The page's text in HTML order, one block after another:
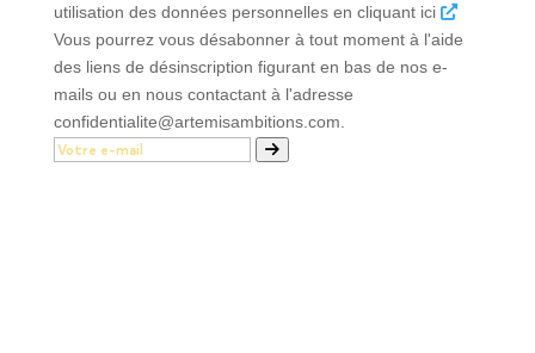
utilisation des données personnelles en cliquant ici
Vous pourrez vous désabonner à tout moment à l'aide
des liens de désinscription figurant en bas de nos e-
mails ou en nous contactant à l'adresse
confidentialite@artemisambitions.com.